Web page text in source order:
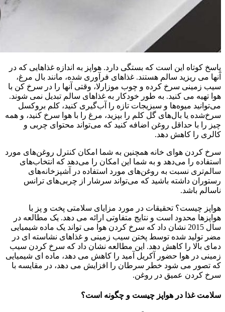
پاسخ کوتاه این است که بستگی دارد. هواپز به اندازه غذاهایی که در
آنها می ریزید سالم هستند. غذاهای فرآوری شده، مانند بال مرغ،
سیب زمینی سرخ کرده و چوب موزارلا، وقتی آنها را در سرخ کن با
هوا تهیه می کنید. به طور خودکار به غذاهای سالم تبدیل نمی شوند.
می‌توانید میوه‌ها و سبزیجات تازه را آب‌گیری کنید، کلم بروکسل
سرخ‌شده یا بال‌های گل کلم را بپزید، مرغ را با هوا سرخ کنید، و همه
چیز را با حداقل روغن اضافه کنید که می‌تواند محتوای چربی و
کالری را کاهش دهد.
سرخ کردن هوای خانه همچنین به شما امکان کنترل روغن‌های مورد
استفاده را می‌دهد و به شما این امکان را می‌دهد که انتخاب‌های
سالم‌تری نسبت به روغن‌های مورد استفاده در آشپزخانه‌های
رستوران داشته باشید که می‌تواند سرشار از چربی‌های ترانس
ناسالم باشد.
هواپز چیست؟ تحقیقات در مورد مزایای سلامتی پخت و پز با
هواپزها محدود است و نتایج متفاوتی ارائه می دهد. یک مطالعه در
سال 2015 نشان داد که سرخ کردن هوا می تواند یک ماده شیمیایی
مضر تولید شده توسط پختن سیب زمینی و غذاهای نشاسته ای در
دمای بالا را کاهش دهد. این مطالعه نشان داد که سرخ کردن سیب
زمینی در هوا حضور آکریل آمید را کاهش می دهد، ماده ای شیمیایی
که تصور می شود خطر سرطان را افزایش می دهد، در مقایسه با
سرخ کردن عمیق در روغن.
سلامت غذا در هواپز چیست و چگونه است؟